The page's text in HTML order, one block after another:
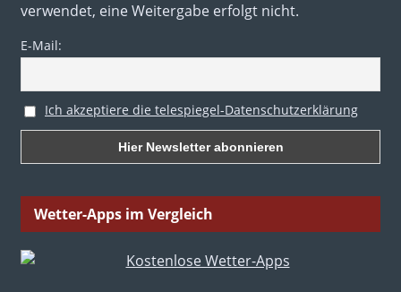
verwendet, eine Weitergabe erfolgt nicht.
E-Mail:
Ich akzeptiere die telespiegel-Datenschutzerklärung
Wetter-Apps im Vergleich